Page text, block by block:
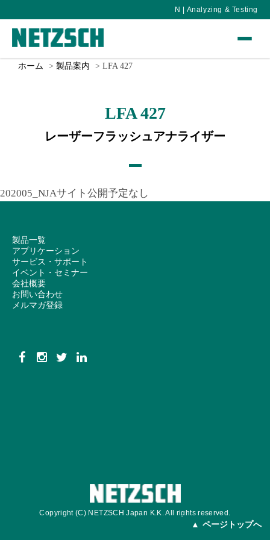
N | Analyzing & Testing
ホーム 製品案内 LFA 427
LFA 427
レーザーフラッシュアナライザー
202005_NJAサイト公開予定なし
ページトップへ
製品一覧
アプリケーション
サービス・サポート
イベント・セミナー
会社概要
お問い合わせ
メルマガ登録
Copyright (C) NETZSCH Japan K.K. All rights reserved.